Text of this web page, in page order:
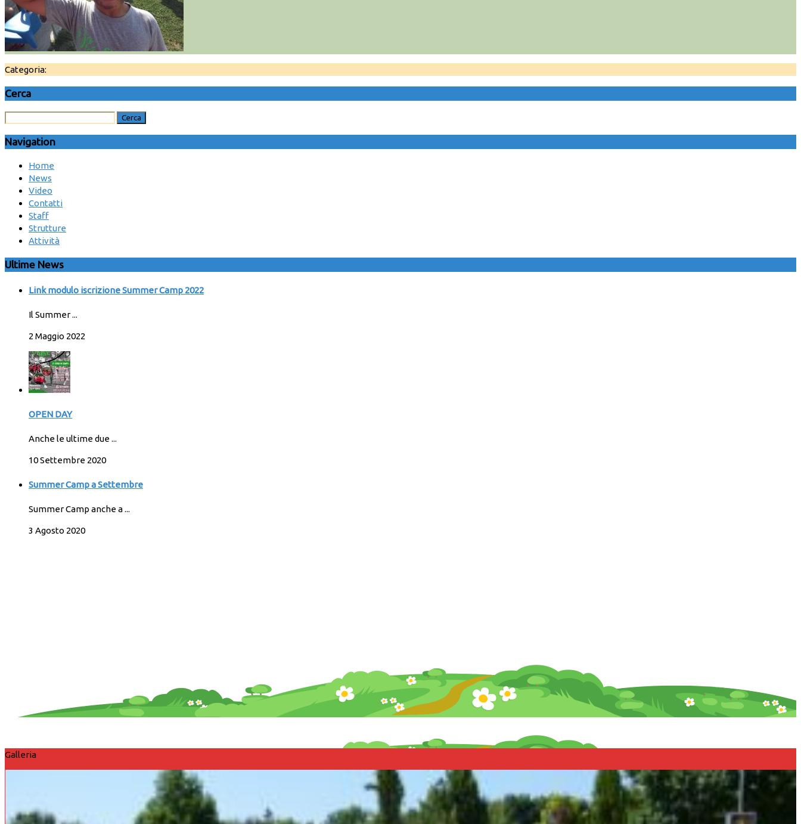
Categoria:
Cerca
Navigation
Home
News
Video
Contatti
Staff
Strutture
Attività
Ultime News
Link modulo iscrizione Summer Camp 2022
Il Summer ...
2 Maggio 2022
OPEN DAY
Anche le ultime due ...
10 Settembre 2020
Summer Camp a Settembre
Summer Camp anche a ...
3 Agosto 2020
Galleria